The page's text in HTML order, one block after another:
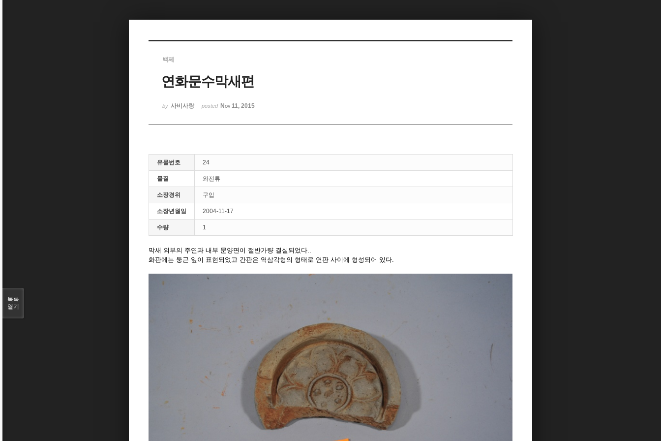
백제
연화문수막새편
by 사비사랑 posted Nov 11, 2015
유물번호 24
물질 와전류
소장경위 구입
소장년월일 2004-11-17
수량 1
막새 외부의 주연과 내부 문양면이 절반가량 결실되었다..
화판에는 둥근 잎이 표현되었고 간판은 역삼각형의 형태로 연판 사이에 형성되어 있다.
목록
열기
Sketchbook5, 스케치북5
Sketchbook5, 스케치북5